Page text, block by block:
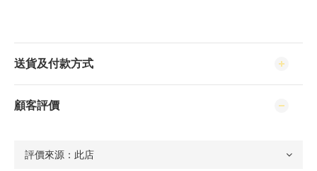
送貨及付款方式
顧客評價